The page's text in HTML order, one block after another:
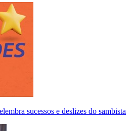
sucessos e deslizes do sambista